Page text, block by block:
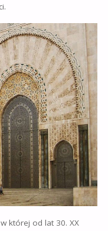
której od lat 30. XX